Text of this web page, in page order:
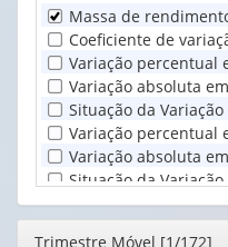
Unidade
Territorial
(1)
Massa de
Coeficiente de
Variação percentual
Variação absoluta
Situação da
Variação percentual
Variação absoluta
Situação da
Massa de
Coeficiente de
Editor
Trimestre Móvel [1/172]